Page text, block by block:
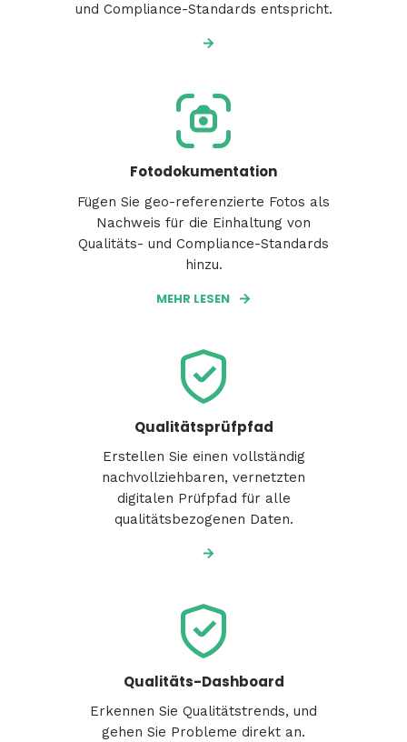
und Compliance-Standards entspricht.
Fotodokumentation
Fügen Sie geo-referenzierte Fotos als
Nachweis für die Einhaltung von
Qualitäts- und Compliance-Standards
hinzu.
MEHR LESEN
Qualitätsprüfpfad
Erstellen Sie einen vollständig
nachvollziehbaren, vernetzten
digitalen Prüfpfad für alle
qualitätsbezogenen Daten.
Qualitäts-Dashboard
Erkennen Sie Qualitätstrends, und
gehen Sie Probleme direkt an.